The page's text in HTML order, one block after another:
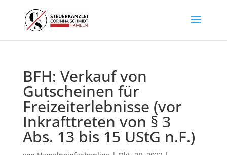
BFH: Verkauf von
Gutscheinen für
Freizeiterlebnisse (vor
Inkrafttreten von § 3
Abs. 13 bis 15 UStG n.F.)